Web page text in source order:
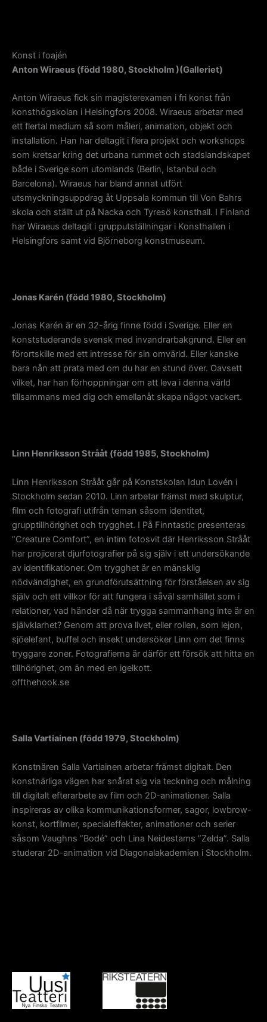
Konst i foajén
Anton Wiraeus (född 1980, Stockholm )(Galleriet)
Anton Wiraeus fick sin magisterexamen i fri konst från
konsthögskolan i Helsingfors 2008. Wiraeus arbetar med
ett flertal medium så som måleri, animation, objekt och
installation. Han har deltagit i flera projekt och workshops
som kretsar kring det urbana rummet och stadslandskapet
både i Sverige som utomlands (Berlin, Istanbul och
Barcelona). Wiraeus har bland annat utfört
utsmyckningsuppdrag åt Uppsala kommun till Von Bahrs
skola och ställt ut på Nacka och Tyresö konsthall. I Finland
har Wiraeus deltagit i grupputställningar i Konsthallen i
Helsingfors samt vid Björneborg konstmuseum.
Jonas Karén (född 1980, Stockholm)
Jonas Karén är en 32-årig finne född i Sverige. Eller en
konststuderande svensk med invandrarbakgrund. Eller en
förortskille med ett intresse för sin omvärld. Eller kanske
bara nån att prata med om du har en stund över. Oavsett
vilket, har han förhoppningar om att leva i denna värld
tillsammans med dig och emellanåt skapa något vackert.
Linn Henriksson Strååt (född 1985, Stockholm)
Linn Henriksson Strååt går på Konstskolan Idun Lovén i
Stockholm sedan 2010. Linn arbetar främst med skulptur,
film och fotografi utifrån teman såsom identitet,
grupptillhörighet och trygghet. I På Finntastic presenteras
”Creature Comfort”, en intim fotosvit där Henriksson Strååt
har projicerat djurfotografier på sig själv i ett undersökande
av identifikationer. Om trygghet är en mänsklig
nödvändighet, en grundförutsättning för förståelsen av sig
själv och ett villkor för att fungera i såväl samhället som i
relationer, vad händer då när trygga sammanhang inte är en
självklarhet? Genom att prova livet, eller rollen, som lejon,
sjöelefant, buffel och insekt undersöker Linn om det finns
tryggare zoner. Fotografierna är därför ett försök att hitta en
tillhörighet, om än med en igelkott.
offthehook.se
Salla Vartiainen (född 1979, Stockholm)
Konstnären Salla Vartiainen arbetar främst digitalt. Den
konstnärliga vägen har snårat sig via teckning och målning
till digitalt efterarbete av film och 2D-animationer. Salla
inspireras av olika kommunikationsformer, sagor, lowbrow-
konst, kortfilmer, specialeffekter, animationer och serier
såsom Vaughns ”Bodé” och Lina Neidestams ”Zelda”. Salla
studerar 2D-animation vid Diagonalakademien i Stockholm.